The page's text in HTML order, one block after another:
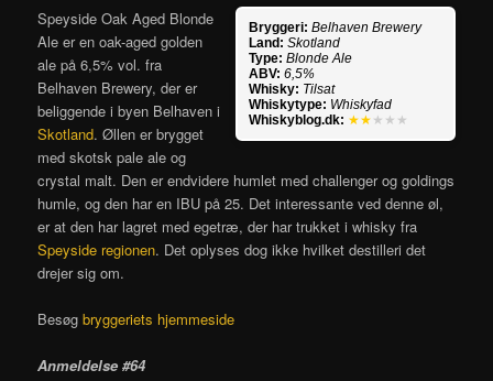
Bryggeri: Belhaven Brewery
Land: Skotland
Type: Blonde Ale
ABV: 6,5%
Whisky: Tilsat
Whiskytype: Whiskyfad
Whiskyblog.dk: ★★ ★★★
Speyside Oak Aged Blonde
Ale er en oak-aged golden
ale på 6,5% vol. fra
Belhaven Brewery, der er
beliggende i byen Belhaven i
Skotland. Øllen er brygget
med skotsk pale ale og
crystal malt. Den er endvidere humlet med challenger og goldings
humle, og den har en IBU på 25. Det interessante ved denne øl,
er at den har lagret med egetræ, der har trukket i whisky fra
Speyside regionen. Det oplyses dog ikke hvilket destilleri det
drejer sig om.
Besøgbryggeriets hjemmeside
Anmeldelse #64